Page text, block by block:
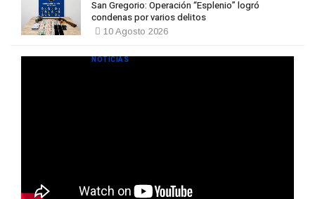
San Gregorio: Operación “Esplenio” logró
condenas por varios delitos
10 Agosto 2026
NOTICIAS